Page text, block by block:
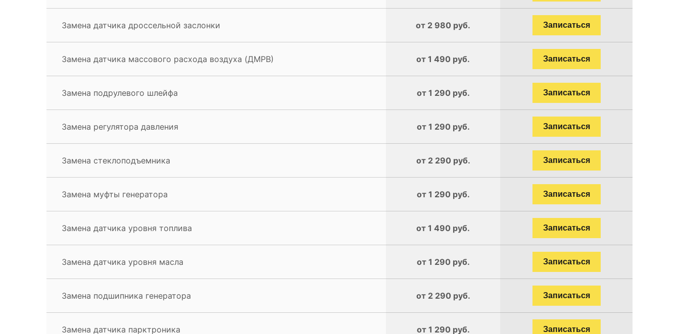
Замена датчика дроссельной заслонки от 2 980 руб. Записаться
Замена датчика массового расхода воздуха (ДМРВ) от 1 490 руб. Записаться
Замена подрулевого шлейфа от 1 290 руб. Записаться
Замена регулятора давления от 1 290 руб. Записаться
Замена стеклоподъемника от 2 290 руб. Записаться
Замена муфты генератора от 1 290 руб. Записаться
Замена датчика уровня топлива от 1 490 руб. Записаться
Замена датчика уровня масла от 1 290 руб. Записаться
Замена подшипника генератора от 2 290 руб. Записаться
Замена датчика парктроника от 1 290 руб. Записаться